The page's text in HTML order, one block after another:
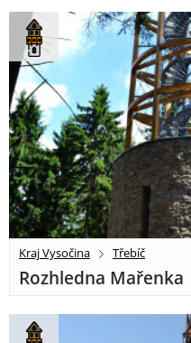
Kraj Vysočina Třebíč
Rozhledna Mařenka